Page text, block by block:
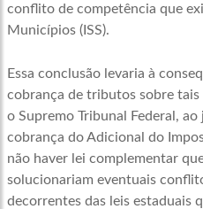
conflito de competência que
Municípios (ISS).
Essa conclusão levaria à
cobrança de tributos sobre
o Supremo Tribunal Federal,
cobrança do Adicional do
não haver lei complementar
solucionariam eventuais
decorrentes das leis estaduais